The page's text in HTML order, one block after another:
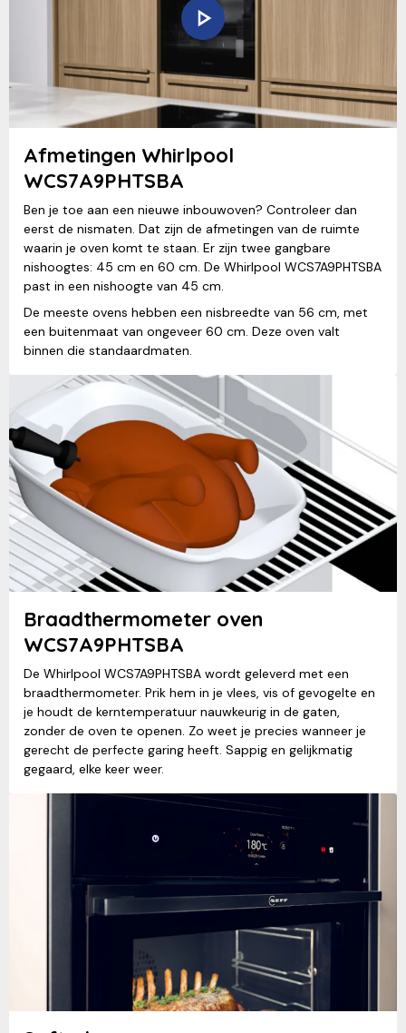
Afmetingen Whirlpool
WCS7A9PHTSBA
Ben je toe aan een nieuwe inbouwoven? Controleer dan
eerst de nismaten. Dat zijn de afmetingen van de ruimte
waarin je oven komt te staan. Er zijn twee gangbare
nishoogtes: 45 cm en 60 cm. De Whirlpool WCS7A9PHTSBA
past in een nishoogte van 45 cm.
De meeste ovens hebben een nisbreedte van 56 cm, met
een buitenmaat van ongeveer 60 cm. Deze oven valt
binnen die standaardmaten.
Braadthermometer oven
WCS7A9PHTSBA
De Whirlpool WCS7A9PHTSBA wordt geleverd met een
braadthermometer. Prik hem in je vlees, vis of gevogelte en
je houdt de kerntemperatuur nauwkeurig in de gaten,
zonder de oven te openen. Zo weet je precies wanneer je
gerecht de perfecte garing heeft. Sappig en gelijkmatig
gegaard, elke keer weer.